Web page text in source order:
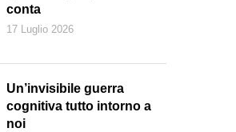
conta
17 Luglio 2026
Un’invisibile guerra
cognitiva tutto intorno a
noi